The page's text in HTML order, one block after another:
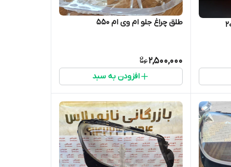
طلق چراغ جلو ام وی ام ۵۵۰
2,500,000
افزودن به سبد